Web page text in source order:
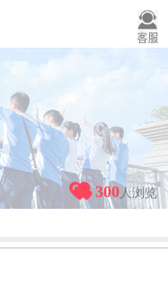
300人浏览